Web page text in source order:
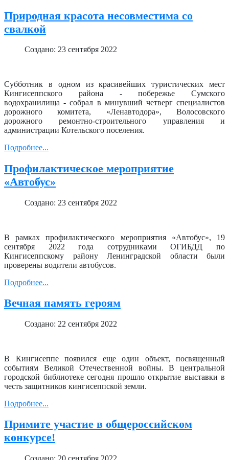
Природная красота несовместима со
свалкой
Создано: 23 сентября 2022
Субботник в одном из красивейших туристических мест
Кингисеппского района - побережье Сумского
водохранилища - собрал в минувший четверг специалистов
дорожного комитета, «Ленавтодора», Волосовского
дорожного ремонтно-строительного управления и
администрации Котельского поселения.
Подробнее...
Профилактическое мероприятие
«Автобус»
Создано: 23 сентября 2022
В рамках профилактического мероприятия «Автобус», 19
сентября 2022 года сотрудниками ОГИБДД по
Кингисеппскому району Ленинградской области были
проверены водители автобусов.
Подробнее...
Вечная память героям
Создано: 22 сентября 2022
В Кингисеппе появился еще один объект, посвященный
событиям Великой Отечественной войны. В центральной
городской библиотеке сегодня прошло открытие выставки в
честь защитников кингисеппской земли.
Подробнее...
Примите участие в общероссийском
конкурсе!
Создано: 20 сентября 2022